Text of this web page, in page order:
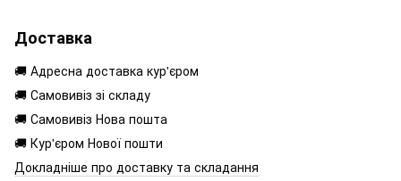
Доставка
🚚 Адресна доставка кур'єром
🚚 Самовивіз зі складу
🚚 Самовивіз Нова пошта
🚚 Кур'єром Нової пошти
Докладніше про доставку та складання